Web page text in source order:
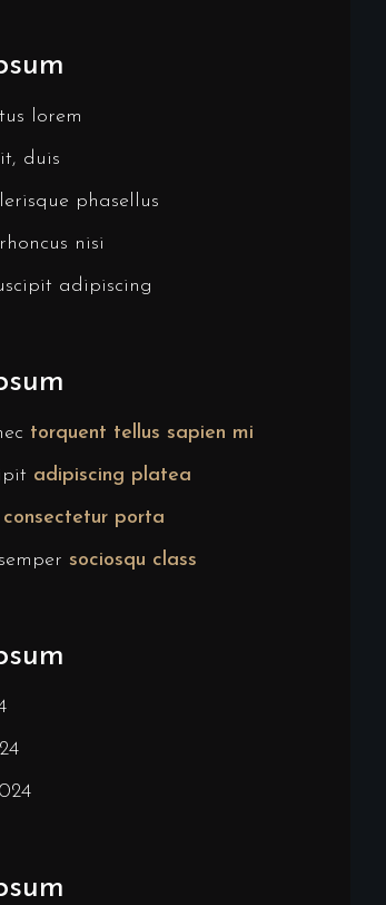
lorem
duis
phasellus
nisi
adipiscing
torquent tellus sapien mi
adipiscing platea
consectetur porta
sociosqu class